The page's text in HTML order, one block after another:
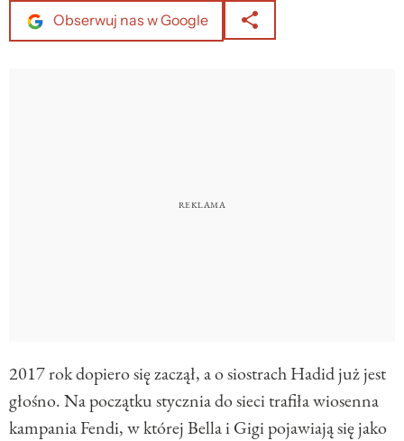
Obserwuj nas w Google
2017 rok dopiero się zaczął, a o siostrach Hadid już jest
głośno. Na początku stycznia do sieci trafiła wiosenna
kampania Fendi, w której Bella i Gigi pojawiają się jako